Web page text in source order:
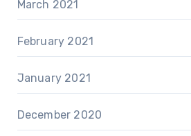
March 2021
February 2021
January 2021
December 2020